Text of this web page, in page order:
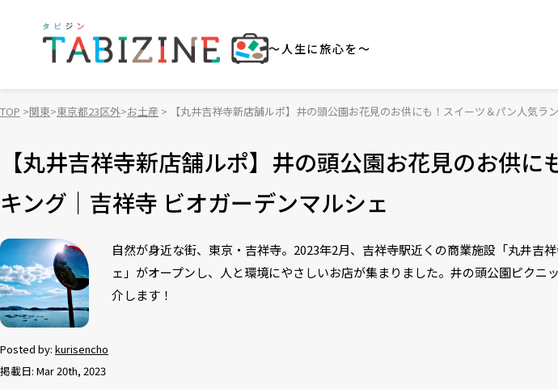
～人生に旅心を～
TOP 関東 東京都23区外 お土産 【丸井吉祥寺新店舗ルポ】井の頭公園お花見のお供にも！スイーツ＆パン人気ラ
【丸井吉祥寺新店舗ルポ】井の頭公園お花見のお供
キング｜吉祥寺 ビオガーデンマルシェ
Posted by: kurisencho
掲載日: Mar 20th, 2023
自然が身近な街、東京・吉祥寺。2023年2月、吉祥寺駅近くの商業施設「丸井吉
ェ」がオープンし、人と環境にやさしいお店が集まりました。井の頭公園ピク
介します！